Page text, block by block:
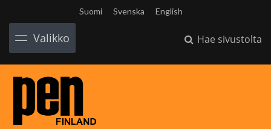
Suomi Svenska English
Valikko Hae sivustolta